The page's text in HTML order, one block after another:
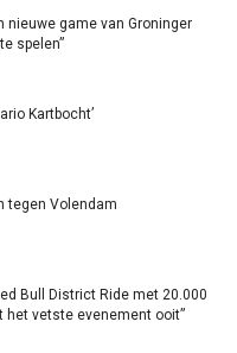
nieuwe game van Groninger
spelen”
Kartbocht’
tegen Volendam
Bull District Ride met 20.000
het vetste evenement ooit”